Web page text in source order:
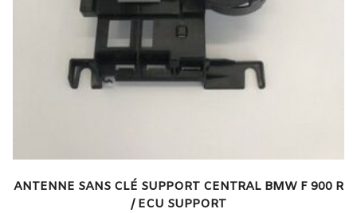
ANTENNE SANS CLÉ SUPPORT CENTRAL BMW F 900 R
/ ECU SUPPORT